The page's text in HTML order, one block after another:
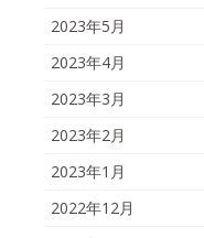
2023年5月
2023年4月
2023年3月
2023年2月
2023年1月
2022年12月